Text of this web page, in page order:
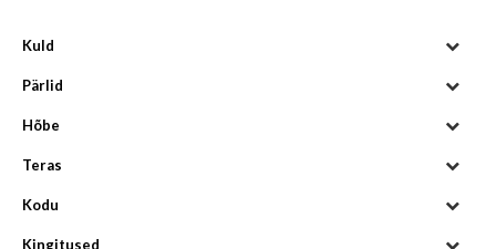
Kuld
Pärlid
Hõbe
Teras
Kodu
Kingitused